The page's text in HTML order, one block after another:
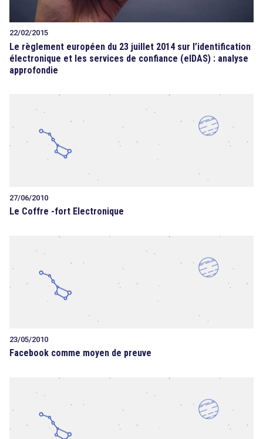
22/02/2015
Le règlement européen du 23 juillet 2014 sur l’identification
électronique et les services de confiance (eIDAS) : analyse
approfondie
27/06/2010
Le Coffre -fort Electronique
23/05/2010
Facebook comme moyen de preuve